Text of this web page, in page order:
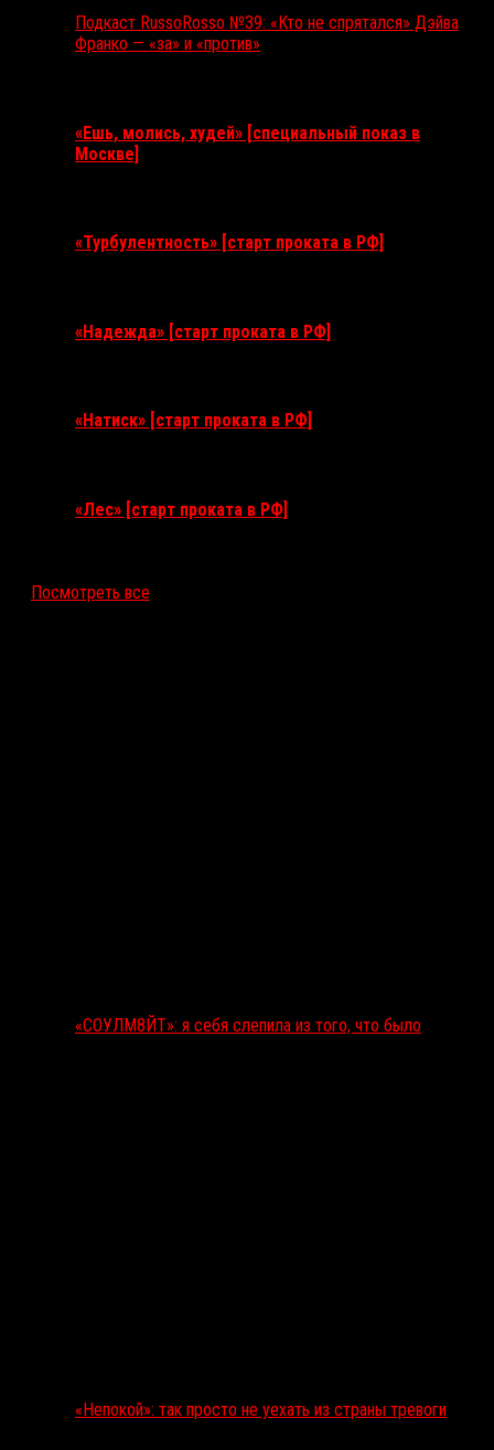
Подкаст RussoRosso №39: «Кто не спрятался» Дэйва
Франко — «за» и «против»
«Ешь, молись, худей» [специальный показ в
Москве]
«Турбулентность» [старт проката в РФ]
«Надежда» [старт проката в РФ]
«Натиск» [старт проката в РФ]
«Лес» [старт проката в РФ]
Посмотреть все
«СОУЛМ8ЙТ»: я себя слепила из того, что было
«Непокой»: так просто не уехать из страны тревоги